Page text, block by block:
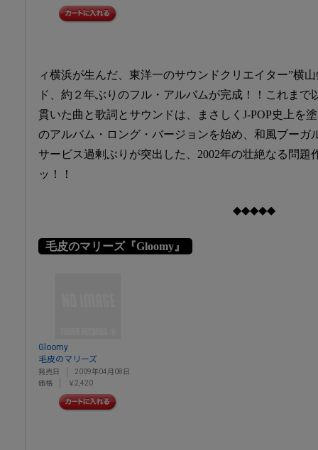
ィ横浜が生んだ、東洋一のサウンドクリエイター”横
ド、約２年ぶりのフル・アルバムが完成！！これまで
貫いた曲と歌詞とサウンドは、まさしくJ-POP史上を
のアルバム・ロング・バージョンを始め、和風ブーガ
サービス過剰ぶりが突出した、2002年の壮絶なる問題
ッ！！
◆◆◆◆◆
毛皮のマリーズ『Gloomy』
Gloomy
毛皮のマリーズ
発売日
2009年04月08日
価格
￥2,420